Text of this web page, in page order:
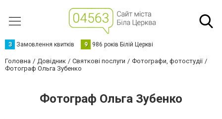
З Замовлення квитків 9 986 років Білій Церкві
Головна Довідник Святкові послуги
Фотографи, фотостудії
Фотограф Ольга Зубенко
Фотограф Ольга Зубенко